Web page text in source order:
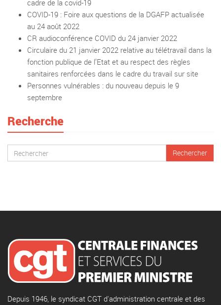
cadre de la covid-19
COVID-19 : Foire aux questions de la DGAFP actualisée
au 24 août 2022
CR audioconférence COVID du 24 janvier 2022
Circulaire du 21 janvier 2022 relative au télétravail dans la
fonction publique de l’Etat et au respect des règles
sanitaires renforcées dans le cadre du travail sur site
Personnes vulnérables : du nouveau depuis le 9
septembre
Recherche
Depuis 1946, le syndicat CGT d'administration centrale et des